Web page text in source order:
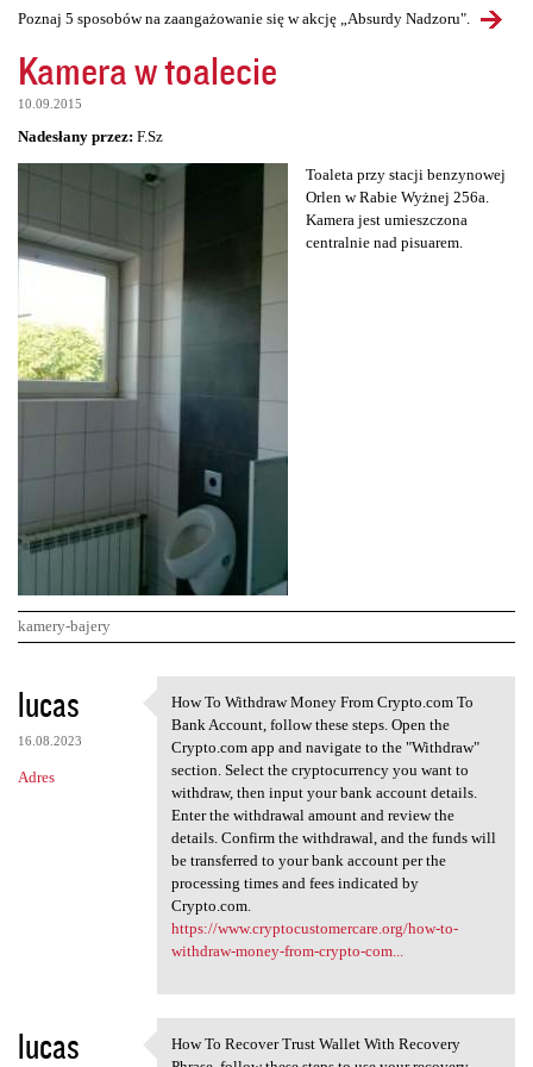
Poznaj 5 sposobów na zaangażowanie się w akcję „Absurdy Nadzoru".
Kamera w toalecie
10.09.2015
Nadesłany przez: F.Sz
Toaleta przy stacji benzynowej
Orlen w Rabie Wyżnej 256a.
Kamera jest umieszczona
centralnie nad pisuarem.
kamery-bajery
K
o
m
e
lucas
16.08.2023
Adres
How To Withdraw Money From
How To Withdraw Money From Crypto.com To
Bank Account, follow these steps. Open the
Crypto.com app and navigate to the "Withdraw"
section. Select the cryptocurrency you want to
withdraw, then input your bank account details.
Enter the withdrawal amount and review the
details. Confirm the withdrawal, and the funds will
be transferred to your bank account per the
processing times and fees indicated by
Crypto.com.
https://www.cryptocustomercare.org/how-to-
withdraw-money-from-crypto-com...
lucas
How To Recover Trust Wallet With Recovery